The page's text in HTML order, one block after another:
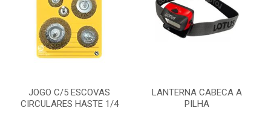
JOGO C/5 ESCOVAS
CIRCULARES HASTE 1/4
LANTERNA CABECA A
PILHA